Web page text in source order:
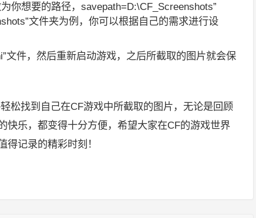
你想要的路径，savepath=D:\CF_Screenshots”
文件夹为例，你可以根据自己的需求进行设
文件，然后重新启动游戏，之后所截取的图片就会保
松找到自己在CF游戏中所截取的图片，无论是回顾
快乐，都变得十分方便，希望大家在CF的游戏世界
得记录的精彩时刻！